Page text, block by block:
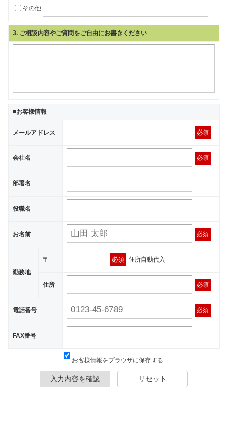
その他
3. ご相談内容やご質問をご自由にお書きください
■お客様情報
メールアドレス 必須
会社名 必須
部署名
役職名
お名前 必須
勤務地
〒 必須 住所自動代入
住所 必須
電話番号 必須
FAX番号
お客様情報をブラウザに保存する
入力内容を確認 リセット